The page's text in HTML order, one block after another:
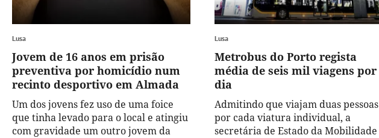
Lusa
Jovem de 16 anos em prisão
preventiva por homicídio num
recinto desportivo em Almada
Um dos jovens fez uso de uma foice
que tinha levado para o local e atingiu
com gravidade um outro jovem da
Lusa
Metrobus do Porto regista
média de seis mil viagens por
dia
Admitindo que viajam duas pessoas
por cada viatura individual, a
secretária de Estado da Mobilidade